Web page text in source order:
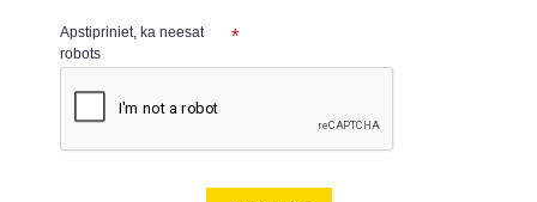
Apstipriniet, ka neesat
robots